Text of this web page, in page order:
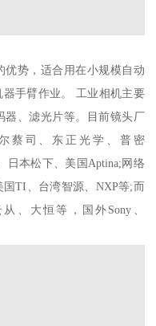
优势，适合用在小规模自动
手臂作业。 工业相机主要
器、滤光片等。目前镜头厂
蔡司、东正光学、普密
日本松下、美国Aptina;网络
TI、台湾智源、NXP等;而
、大恒等，国外Sony、